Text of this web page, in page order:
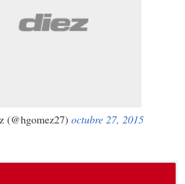
(@hgomez27) octubre 27, 2015